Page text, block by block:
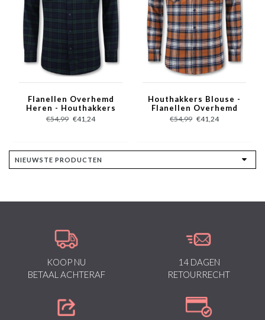
Flanellen Overhemd
Heren - Houthakkers
Blouse - Groen
€54,99 €41,24
Houthakkers Blouse -
Flanellen Overhemd
Heren - Orange
€54,99 €41,24
KOOP NU
BETAAL ACHTERAF
14 DAGEN
RETOURRECHT